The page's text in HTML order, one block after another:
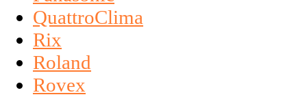
QuattroClima
Rix
Roland
Rovex